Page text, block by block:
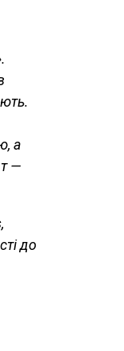
а
—
до